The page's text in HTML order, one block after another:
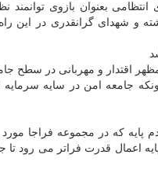
بعنوان بازوی توانمند
و شهدای گرانقدری در این
اقتدار و مهربانی در سطح
جامعه امن در سایه سرمایه
که در مجموعه فراجا مورد
اعمال قدرت فراتر می رود